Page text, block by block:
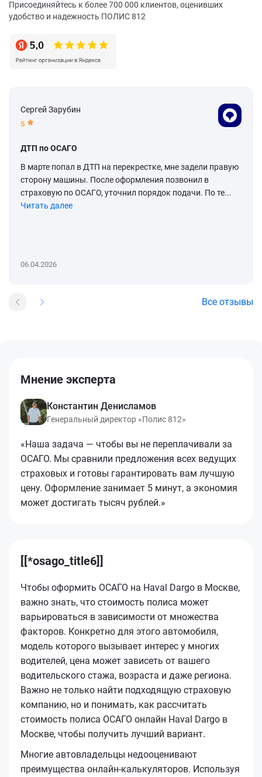
Присоединяйтесь к более 700 000 клиентов, оценивших
удобство и надежность ПОЛИС 812
Сергей Зарубин
5
ДТП по ОСАГО
В марте попал в ДТП на перекрестке, мне задели правую
сторону машины. После оформления позвонил в
страховую по ОСАГО, уточнил порядок подачи. По те...
Читать далее
06.04.2026
Все отзывы
Мнение эксперта
Константин Денисламов
Генеральный директор «Полис 812»
«Наша задача — чтобы вы не переплачивали за
ОСАГО. Мы сравнили предложения всех ведущих
страховых и готовы гарантировать вам лучшую
цену. Оформление занимает 5 минут, а экономия
может достигать тысяч рублей.»
[[*osago_title6]]
Чтобы оформить ОСАГО на Haval Dargo в Москве,
важно знать, что стоимость полиса может
варьироваться в зависимости от множества
факторов. Конкретно для этого автомобиля,
модель которого вызывает интерес у многих
водителей, цена может зависеть от вашего
водительского стажа, возраста и даже региона.
Важно не только найти подходящую страховую
компанию, но и понимать, как рассчитать
стоимость полиса ОСАГО онлайн Haval Dargo в
Москве, чтобы получить лучший вариант.
Многие автовладельцы недооценивают
преимущества онлайн-калькуляторов. Используя